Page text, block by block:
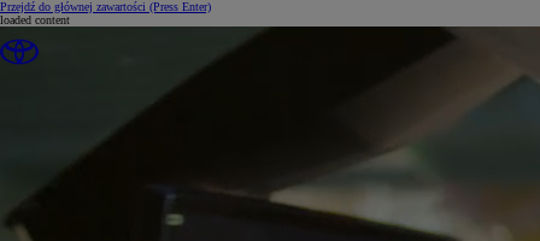
Przejdź do głównej zawartości (Press Enter)
loaded content